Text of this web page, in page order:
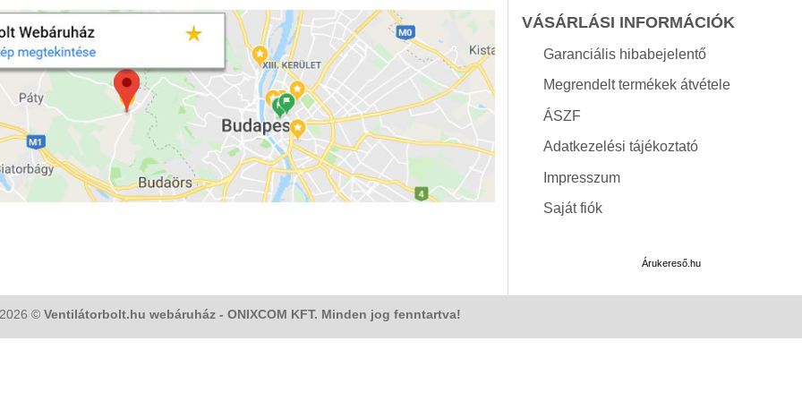
VÁSÁRLÁSI INFORMÁCIÓK
Garanciális hibabejelentő
Megrendelt termékek átvétele
ÁSZF
Adatkezelési tájékoztató
Impresszum
Saját fiók
Árukereső.hu
© Ventilátorbolt.hu webáruház - ONIXCOM KFT. Minden jog fenntartva!